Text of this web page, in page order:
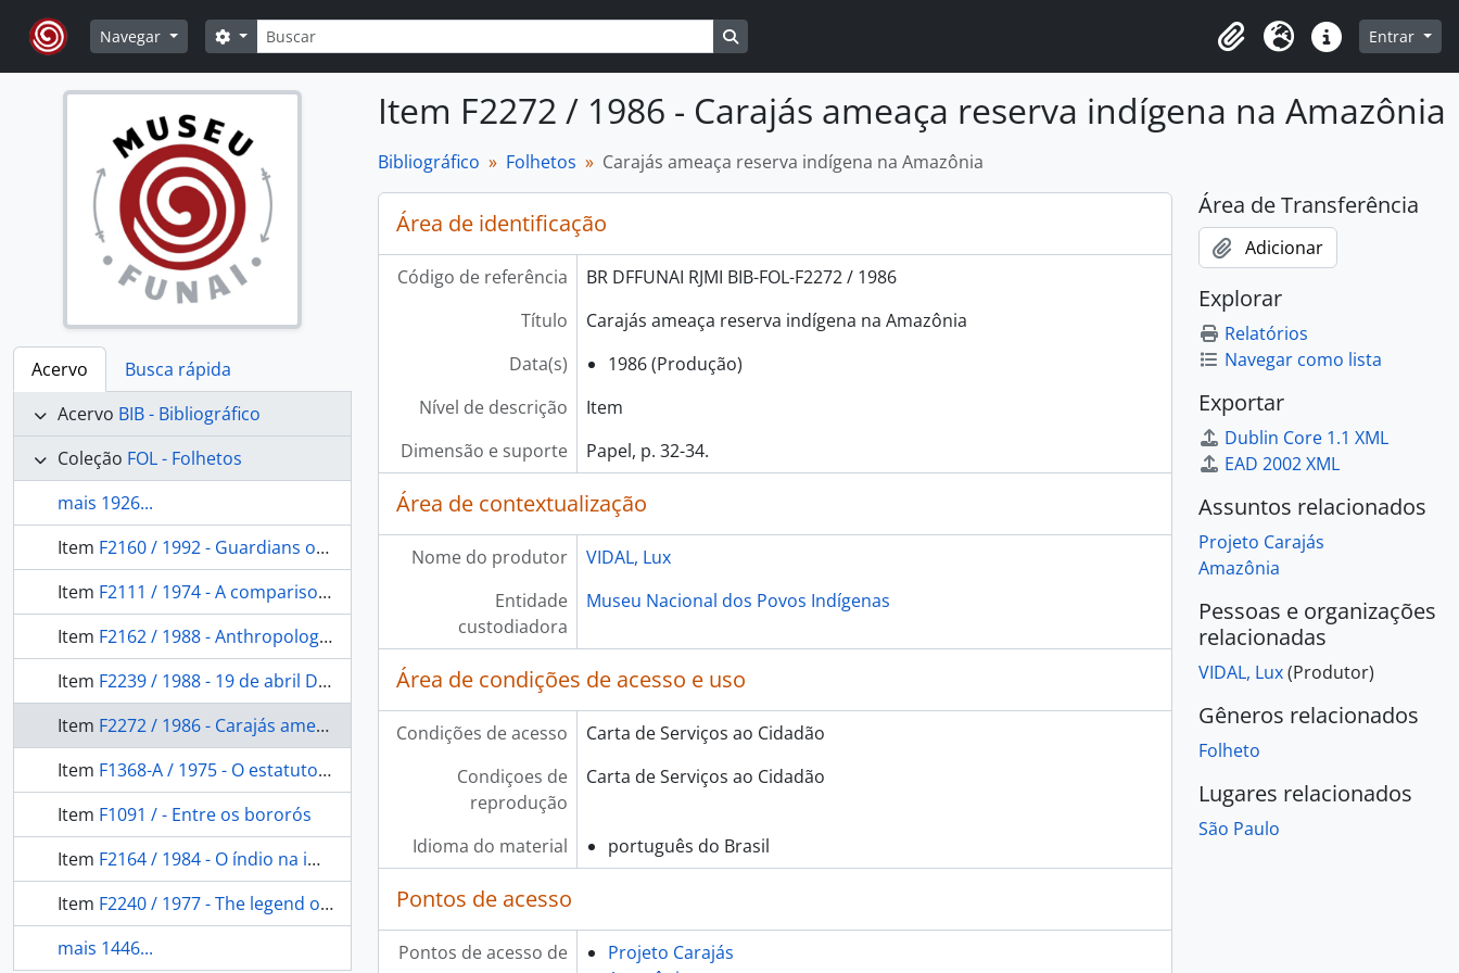
Skip to main content
Navegar
Buscar
Opções de busca
Área de Transferência
Idioma Atalhos Entrar
Acervo
Busca rápida
Acervo BIB - Bibliográfico
Coleção FOL - Folhetos
mais 1926...
Item F2160 / 1992 - Guardians of cosmos: Baniwa Shamans and prophets, part. II.
Item F2111 / 1974 - A comparison of gene frequency and anthropometric distance matrices in seven villages of from indian tribes
Item F2162 / 1988 - Anthropological presupositions of indigenous advocacy
Item F2239 / 1988 - 19 de abril Dia do Índio: caderno educativo sugestões de atividades.
Item F2272 / 1986 - Carajás ameaça reserva indígena na Amazônia
Item F1368-A / 1975 - O estatuto jurídico do índio
Item F1091 / - Entre os bororós
Item F2164 / 1984 - O índio na imprensa brasileira: pesquisa morfológica e de conteúdo em diários no país.
Item F2240 / 1977 - The legend of bep-kororoti
mais 1446...
Item F2272 / 1986 - Carajás ameaça reserva indígena na Amazônia
Bibliográfico Folhetos Carajás ameaça reserva indígena na Amazônia
Área de identificação
Código de referência
BR DFFUNAI RJMI BIB-FOL-F2272 / 1986
Título
Carajás ameaça reserva indígena na Amazônia
Data(s)
1986 (Produção)
Nível de descrição
Item
Dimensão e suporte
Papel, p. 32-34.
Área de contextualização
Nome do produtor
VIDAL, Lux
Entidade
custodiadora
Museu Nacional dos Povos Indígenas
Área de condições de acesso e uso
Condições de acesso
Carta de Serviços ao Cidadão
Condiçoes de
reprodução
Carta de Serviços ao Cidadão
Idioma do material português do Brasil
Pontos de acesso
Pontos de acesso de
Projeto Carajás
Área de Transferência
Adicionar
Explorar
Relatórios
Navegar como lista
Exportar
Dublin Core 1.1 XML
EAD 2002 XML
Assuntos relacionados
Projeto Carajás
Amazônia
Pessoas e organizações
relacionadas
VIDAL, Lux(Produtor)
Gêneros relacionados
Folheto
Lugares relacionados
São Paulo